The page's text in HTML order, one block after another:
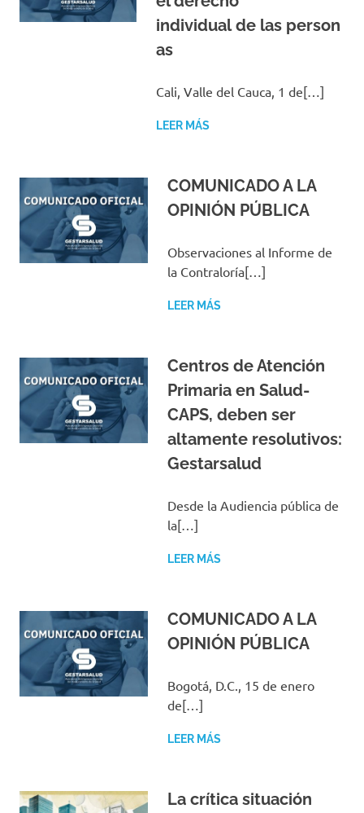
individual de las person
as
Cali, Valle del Cauca, 1 de[…]
LEER MÁS
COMUNICADO A LA
OPINIÓN PÚBLICA
Observaciones al Informe de
la Contraloría[…]
LEER MÁS
Centros de Atención
Primaria en Salud-
CAPS, deben ser
altamente resolutivos:
Gestarsalud
Desde la Audiencia pública de
la[…]
LEER MÁS
COMUNICADO A LA
OPINIÓN PÚBLICA
Bogotá, D.C., 15 de enero
de[…]
LEER MÁS
La crítica situación